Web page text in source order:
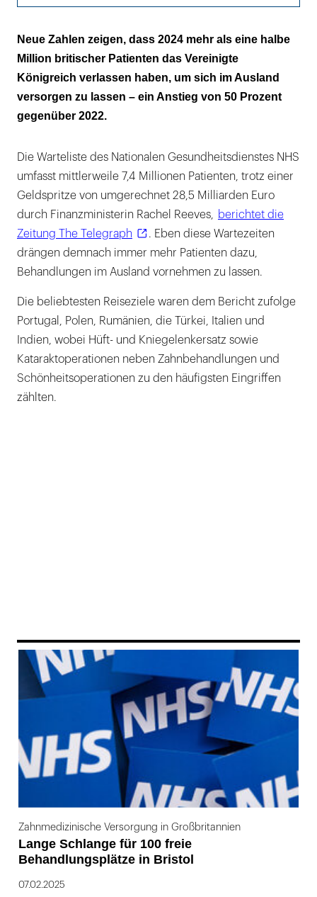
2024 gingen 523.000 Briten für eine
Behandlung ins Ausland
Wartezeiten sind die Hauptmotivation der
Patienten
Neue Zahlen zeigen, dass 2024 mehr als eine halbe
Million britischer Patienten das Vereinigte
Königreich verlassen haben, um sich im Ausland
versorgen zu lassen – ein Anstieg von 50 Prozent
gegenüber 2022.
Die Warteliste des Nationalen Gesundheitsdienstes NHS
umfasst mittlerweile 7,4 Millionen Patienten, trotz einer
Geldspritze von umgerechnet 28,5 Milliarden Euro
durch Finanzministerin Rachel Reeves,
berichtet die
Zeitung The Telegraph
. Eben diese Wartezeiten
drängen demnach immer mehr Patienten dazu,
Behandlungen im Ausland vornehmen zu lassen.
Die beliebtesten Reiseziele waren dem Bericht zufolge
Portugal, Polen, Rumänien, die Türkei, Italien und
Indien, wobei Hüft- und Kniegelenkersatz sowie
Kataraktoperationen neben Zahnbehandlungen und
Schönheitsoperationen zu den häufigsten Eingriffen
zählten.
169
Zahnmedizinische Versorgung in Großbritannien
Lange Schlange für 100 freie
Behandlungsplätze in Bristol
07.02.2025